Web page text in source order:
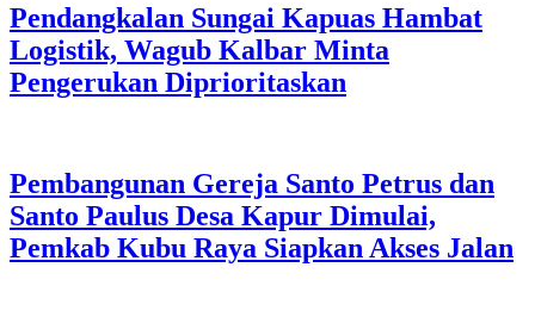
Pendangkalan Sungai Kapuas Hambat
Logistik, Wagub Kalbar Minta
Pengerukan Diprioritaskan
Pembangunan Gereja Santo Petrus dan
Santo Paulus Desa Kapur Dimulai,
Pemkab Kubu Raya Siapkan Akses Jalan